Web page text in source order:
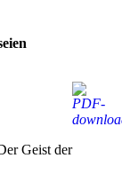
Geist der